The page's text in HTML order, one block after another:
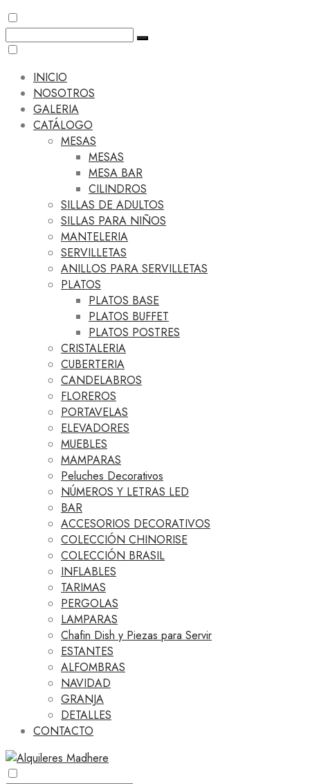
INICIO
NOSOTROS
GALERIA
CATÁLOGO
MESAS
MESAS
MESA BAR
CILINDROS
SILLAS DE ADULTOS
SILLAS PARA NIÑOS
MANTELERIA
SERVILLETAS
ANILLOS PARA SERVILLETAS
PLATOS
PLATOS BASE
PLATOS BUFFET
PLATOS POSTRES
CRISTALERIA
CUBERTERIA
CANDELABROS
FLOREROS
PORTAVELAS
ELEVADORES
MUEBLES
MAMPARAS
Peluches Decorativos
NÚMEROS Y LETRAS LED
BAR
ACCESORIOS DECORATIVOS
COLECCIÓN CHINORISE
COLECCIÓN BRASIL
INFLABLES
TARIMAS
PERGOLAS
LAMPARAS
Chafin Dish y Piezas para Servir
ESTANTES
ALFOMBRAS
NAVIDAD
GRANJA
DETALLES
CONTACTO